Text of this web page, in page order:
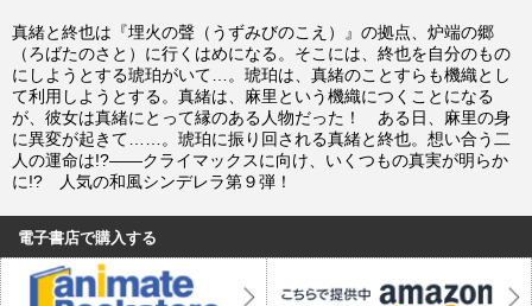
真緒と終也は『埋火の聲（うずみびのこえ）』の拠点、炉端の郷
（ろばたのさと）に行くはめになる。そこには、終也を自分のもの
にしようとする琥珀がいて…。琥珀は、真緒のことすらも機織とし
て利用しようとする。真緒は、麻里という機織につくことになる
が、彼女は真緒にとって縁のある人物だった！ ある日、麻里の身
に異変が起きて……。琥珀に振り回される真緒と終也。想い合う二
人の運命は!?――クライマックスに向け、いくつもの真実が明らか
に!? 人気の和風シンデレラ第９弾！
電子書店で購入する